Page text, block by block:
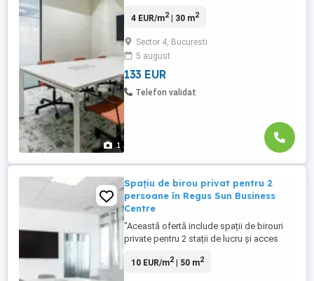
1
de treabă în mijlocul unei comunități ai
dumneavoastră în spațiul nostru de birou
comun. Spațiile noastre de co-working
sunt concepute în așa ...
4 EUR/m2| 30 m2
Sector 4, Bucuresti
5 august
133 EUR
Telefon validat
Spațiu de birou privat pentru 2
persoane în Regus Sun Business
Centre
"Această ofertă include spații de birouri
private pentru 2 stații de lucru și acces
ședințe, zonă deschisă de coworking,
10 EUR/m2| 50 m2